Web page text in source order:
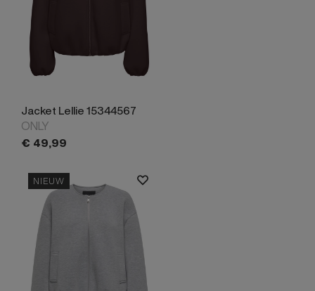
Jacket Lellie 15344567
ONLY
€ 49,99
NIEUW